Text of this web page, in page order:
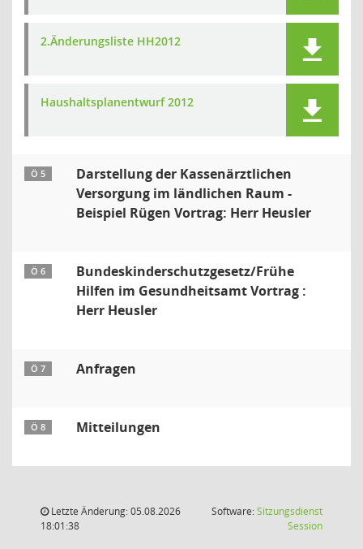
2.Änderungsliste HH2012
Haushaltsplanentwurf 2012
Ö 5
Darstellung der Kassenärztlichen
Versorgung im ländlichen Raum -
Beispiel Rügen Vortrag: Herr Heusler
Ö 6
Bundeskinderschutzgesetz/Frühe
Hilfen im Gesundheitsamt Vortrag :
Herr Heusler
Ö 7 Anfragen
Ö 8 Mitteilungen
Letzte Änderung: 05.08.2026
18:01:38
Software:Sitzungsdienst
Session(Wird in